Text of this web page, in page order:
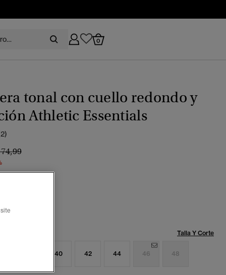
0
tonal con cuello redondo y
Athletic Essentials
rebajado de
a
Talla Y Corte
40 42 44 46 48